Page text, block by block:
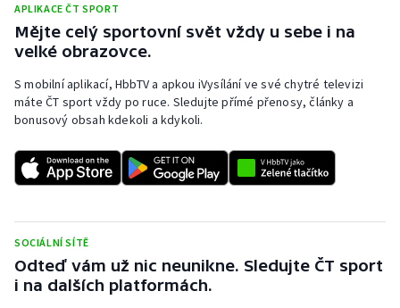
APLIKACE ČT SPORT
Mějte celý sportovní svět vždy u sebe i na
velké obrazovce.
S mobilní aplikací, HbbTV a apkou iVysílání ve své chytré televizi
máte ČT sport vždy po ruce. Sledujte přímé přenosy, články a
bonusový obsah kdekoli a kdykoli.
SOCIÁLNÍ SÍTĚ
Odteď vám už nic neunikne. Sledujte ČT sport
i na dalších platformách.